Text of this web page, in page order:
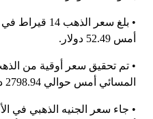
• بلغ سعر
أمس 52.49 دولار.
• تم تحقيق سعر أوقية من
المسائي أمس حوالي 2798.94 دولار.
• جاء سعر الجنيه الذهبي في